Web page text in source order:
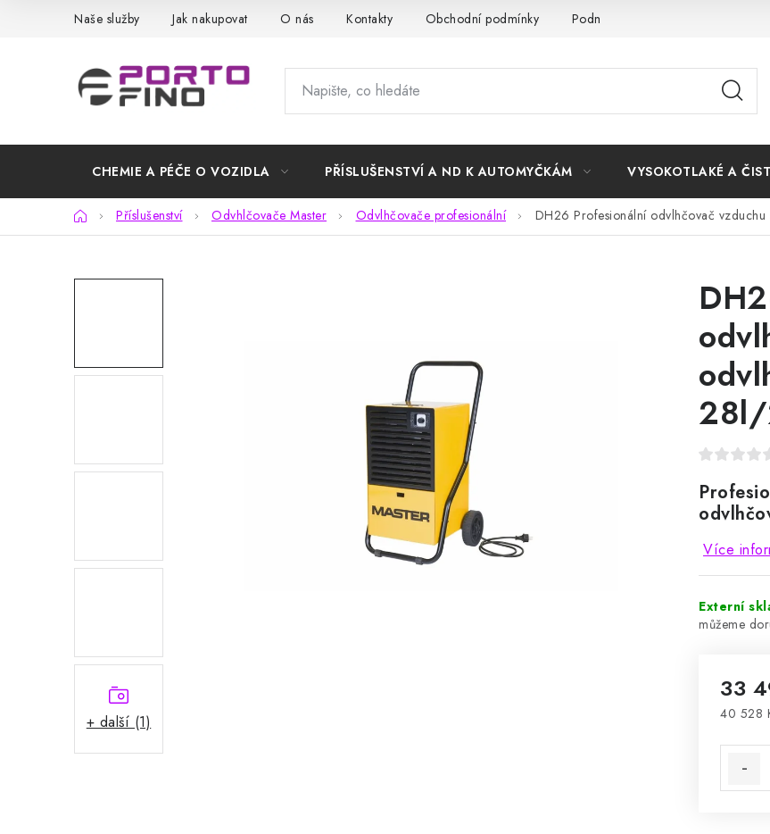
Naše služby Jak nakupovat O nás Kontakty Obchodní podmínky Podmínky ochrany osobních údajů
CHEMIE A PÉČE O VOZIDLA PŘÍSLUŠENSTVÍ A ND K AUTOMYČKÁM VYSOKOTLAKÉ A
DomůPříslušenství Odvhlčovače Master Odvlhčovače profesionální DH26 Profesionální odvlhčovač
+ další (1)
28l/
Více
Externí
33
40 528